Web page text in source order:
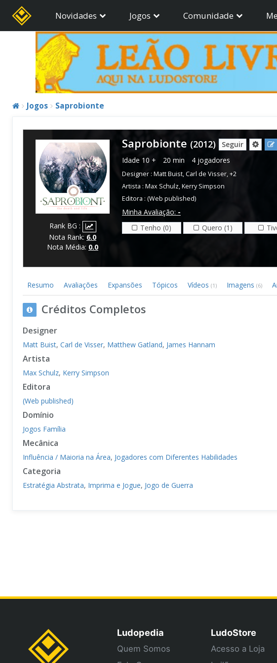
Novidades Jogos Comunidade
Jogos Saprobionte
Rank BG :
Nota Rank: 6.0
Nota Média: 0.0
Saprobionte (2012) Seguir
Idade 10 + 20 min 4 jogadores
Designer : Matt Buist,Carl de Visser,+2
Artista : Max Schulz,Kerry Simpson
Editora : (Web published)
Minha Avaliação: -
Tenho (0)
Quero (1)
Resumo Avaliações Expansões Tópicos Vídeos (1) Imagens (6)
Créditos Completos
Designer
Matt Buist, Carl de Visser, Matthew Gatland, James Hannam
Artista
Max Schulz, Kerry Simpson
Editora
(Web published)
Domínio
Jogos Família
Mecânica
Influência / Maioria na Área, Jogadores com Diferentes Habilidades
Categoria
Estratégia Abstrata, Imprima e Jogue, Jogo de Guerra
Ludopedia
Quem Somos
LudoStore
Acesso a Loja